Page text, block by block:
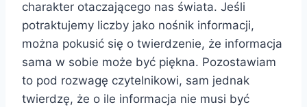
charakter otaczającego nas świata. Jeśli
potraktujemy liczby jako nośnik informacji,
można pokusić się o twierdzenie, że informacja
sama w sobie może być piękna. Pozostawiam
to pod rozwagę czytelnikowi, sam jednak
twierdzę, że o ile informacja nie musi być